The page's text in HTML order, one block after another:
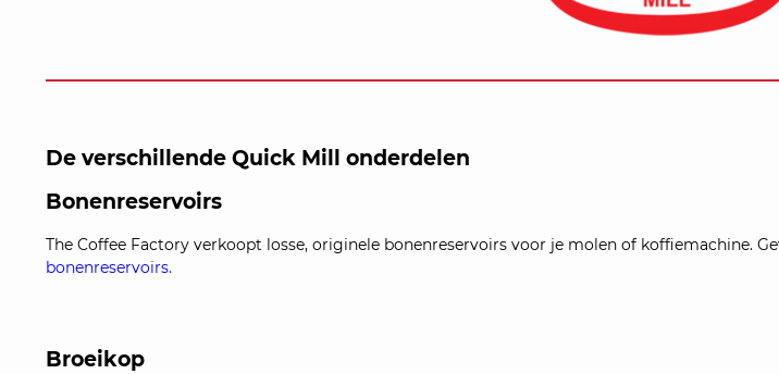
De verschillende Quick Mill onderdelen
Bonenreservoirs
The Coffee Factory verkoopt losse, originele bonenreservoirs voor je molen of koffiemachine.
bonenreservoirs.
Broeikop